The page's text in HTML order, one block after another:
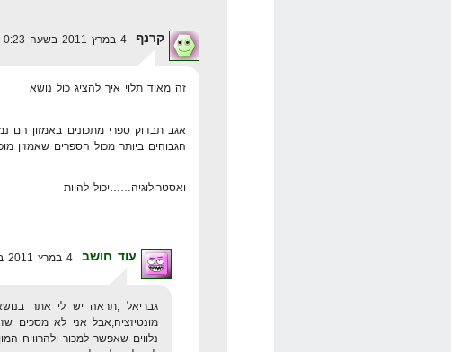
קרנף
זה מאוד תלוי איך להציג כול נושא
אגב תבדוק ספרי מתכונים באמזון הם
הגבוהים ביותר מכול הספרים שאמזון
ואסטרולוגיה……יכול להיות
עוד חושב4 במרץ 2011 בשעה 15:10
גבריאל ,תראה יש לי אתר
מונטיזציה,אבל אני לא מסכים
נלווים שאפשר למכור ולהרוויח המון